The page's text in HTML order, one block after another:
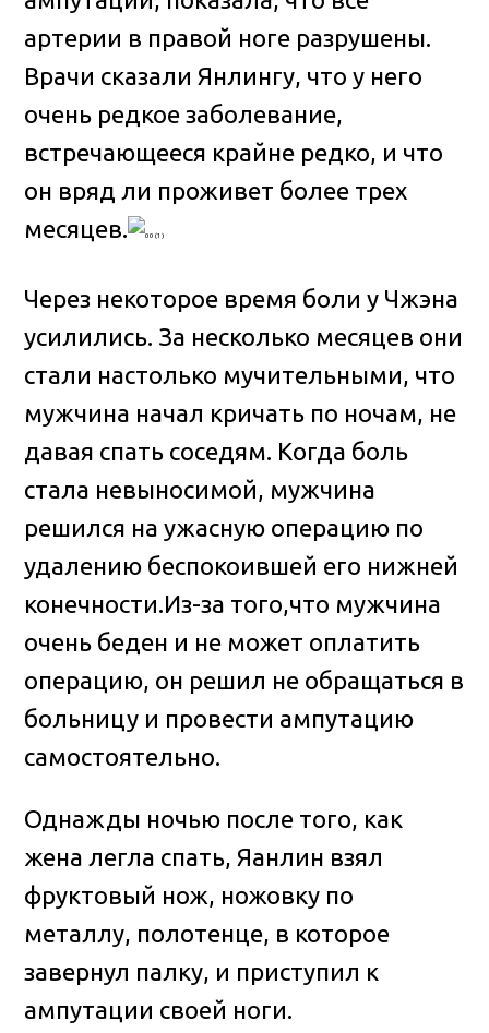
артерии в правой ноге разрушены.
Врачи сказали Янлингу, что у него
очень редкое заболевание,
встречающееся крайне редко, и что
он вряд ли проживет более трех
месяцев.
Через некоторое время боли у Чжэна
усилились. За несколько месяцев они
стали настолько мучительными, что
мужчина начал кричать по ночам, не
давая спать соседям. Когда боль
стала невыносимой, мужчина
решился на ужасную операцию по
удалению беспокоившей его нижней
конечности.Из-за того,что мужчина
очень беден и не может оплатить
операцию, он решил не обращаться в
больницу и провести ампутацию
самостоятельно.
Однажды ночью после того, как
жена легла спать, Яанлин взял
фруктовый нож, ножовку по
металлу, полотенце, в которое
завернул палку, и приступил к
ампутации своей ноги.